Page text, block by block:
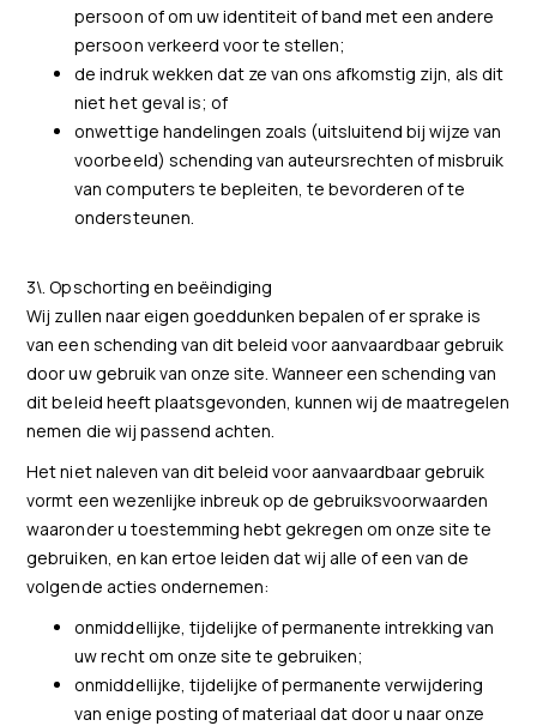
persoon of om uw identiteit of band met een andere
persoon verkeerd voor te stellen;
de indruk wekken dat ze van ons afkomstig zijn, als dit
niet het geval is; of
onwettige handelingen zoals (uitsluitend bij wijze van
voorbeeld) schending van auteursrechten of misbruik
van computers te bepleiten, te bevorderen of te
ondersteunen.
3\. Opschorting en beëindiging
Wij zullen naar eigen goeddunken bepalen of er sprake is
van een schending van dit beleid voor aanvaardbaar gebruik
door uw gebruik van onze site. Wanneer een schending van
dit beleid heeft plaatsgevonden, kunnen wij de maatregelen
nemen die wij passend achten.
Het niet naleven van dit beleid voor aanvaardbaar gebruik
vormt een wezenlijke inbreuk op de gebruiksvoorwaarden
waaronder u toestemming hebt gekregen om onze site te
gebruiken, en kan ertoe leiden dat wij alle of een van de
volgende acties ondernemen:
onmiddellijke, tijdelijke of permanente intrekking van
uw recht om onze site te gebruiken;
onmiddellijke, tijdelijke of permanente verwijdering
van enige posting of materiaal dat door u naar onze